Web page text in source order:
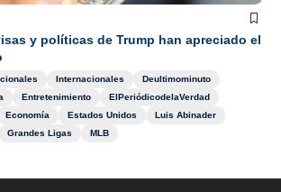
y políticas de Trump han apreciado el
Internacionales
Deultimominuto
Entretenimiento
ElPeriódicodelaVerdad
Economía Estados Unidos
Luis Abinader
Grandes Ligas MLB